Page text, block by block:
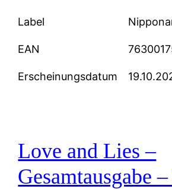
Label
EAN
Erscheinungsdatum
Love and Lies –
Gesamtausgabe